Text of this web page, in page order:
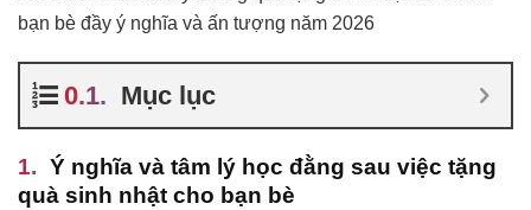
bạn bè đầy ý nghĩa và ấn tượng năm 2026
Mục lục
Ý nghĩa và tâm lý học đằng sau việc tặng
quà sinh nhật cho bạn bè